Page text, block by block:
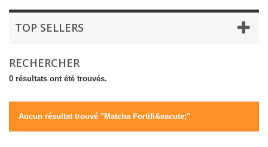
TOP SELLERS
RECHERCHER
0 résultats ont été trouvés.
Aucun résultat trouvé "Matcha Fortifi&eacute;"